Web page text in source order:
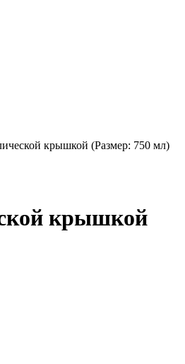
крышкой (Размер: 750 мл)
крышкой